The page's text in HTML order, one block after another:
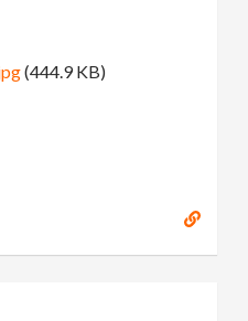
(444.9 KB)